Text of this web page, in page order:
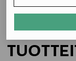
Gentofte,
Digitaalinen osoite
LISÄÄ